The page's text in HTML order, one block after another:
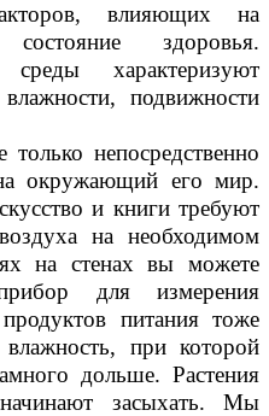
влияющих на
здоровья.
характеризуют
подвижности
непосредственно
окружающий его мир.
и книги требуют
на необходимом
на стенах вы можете
для измерения
питания тоже
влажность, при которой
дольше. Растения
засыхать. Мы